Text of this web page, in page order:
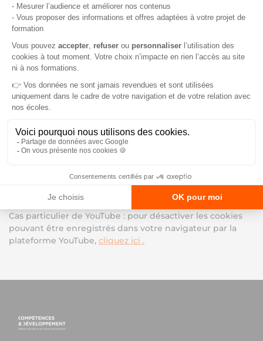
sans besoin de votre consentement et donc sans
attendre la poursuite de la navigation.
2.Les cookies mesure d’audience
En poursuivant votre navigation sur ce site vous acceptez
l’utilisation de cookies pour permettre les mesures
d’audience dans les conditions décrites ci-dessus.
3. Les cookies « réseaux sociaux »
Ce site utilise un outil intégrant les boutons des
principales plateformes sociales sans envoyer de cookies
cliquez pas sur les boutons sociaux (par exemple celui-ci
de Facebook), aucun cookie ne sera déposé sur votre
terminal. En cliquant une première fois sur les boutons
envoyées aux plateformes sociales concernées, et vous
en question pour les utiliser.
Cas particulier de YouTube : pour désactiver les cookies
pouvant être enregistrés dans votre navigateur par la
plateforme YouTube, cliquez ici .